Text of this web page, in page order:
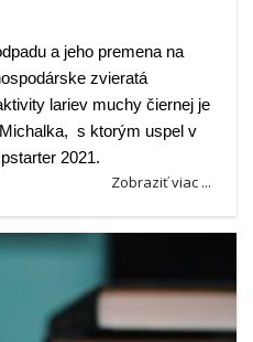
a jeho premena na
zvieratá
lariev muchy čiernej je
s ktorým uspel v
2021.
Zobraziť viac ...